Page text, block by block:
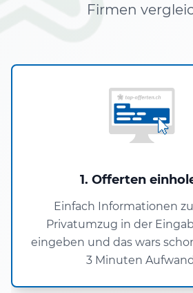
Firmen
1. Offerten
Einfach Informationen
Privatumzug in der
eingeben und das wars
3 Minuten